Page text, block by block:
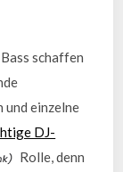
schaffen
einzelne
DJ-
Rolle, denn